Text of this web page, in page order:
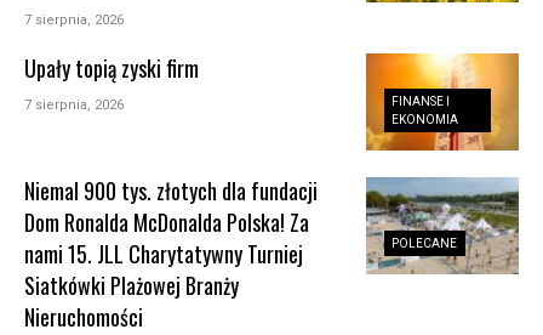
7 sierpnia, 2026
FINANSE I
EKONOMIA
Upały topią zyski firm
7 sierpnia, 2026
POLECANE
Niemal 900 tys. złotych dla fundacji
Dom Ronalda McDonalda Polska! Za
nami 15. JLL Charytatywny Turniej
Siatkówki Plażowej Branży
Nieruchomości